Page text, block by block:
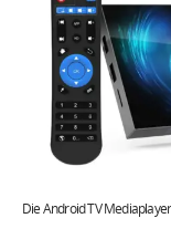
Die Android TV